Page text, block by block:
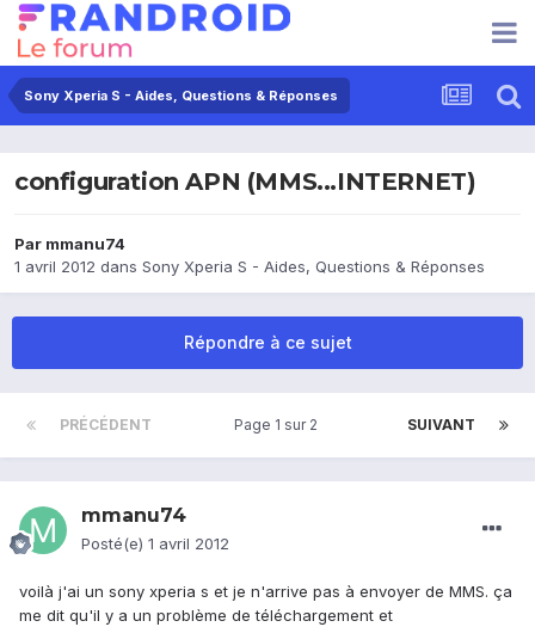
Sony Xperia S - Aides, Questions & Réponses
configuration APN (MMS...INTERNET)
Par mmanu74
1 avril 2012 dans Sony Xperia S - Aides, Questions & Réponses
Répondre à ce sujet
PRÉCÉDENT SUIVANT
Page 1 sur 2
mmanu74
Posté(e) 1 avril 2012
voilà j'ai un sony xperia s et je n'arrive pas à envoyer de MMS. ça
me dit qu'il y a un problème de téléchargement et